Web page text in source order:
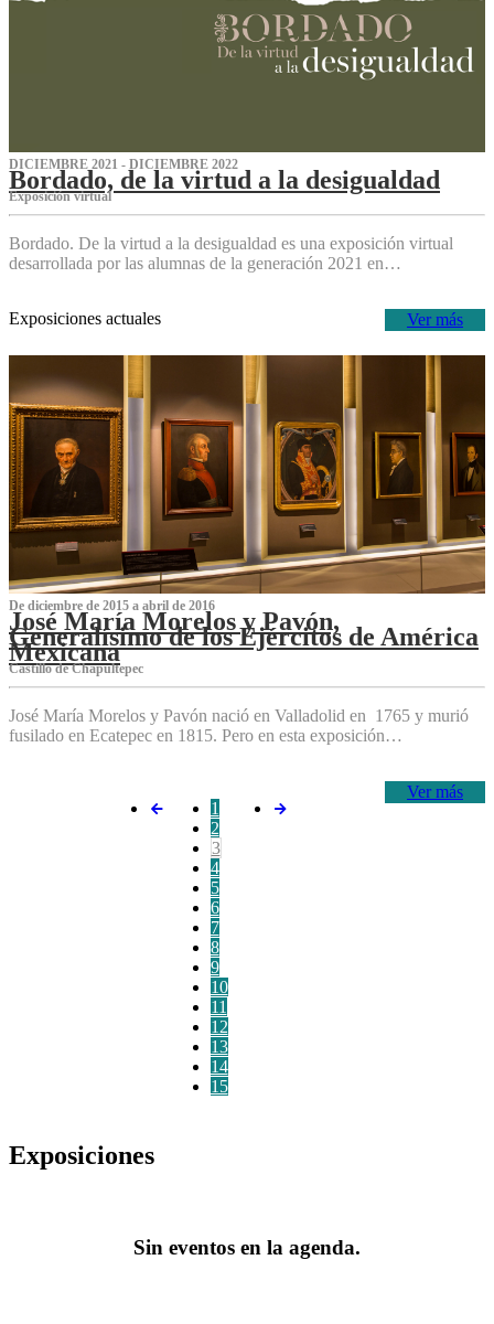
DICIEMBRE 2021 - DICIEMBRE 2022
Bordado, de la virtud a la desigualdad
Exposición virtual‌
Bordado. De la virtud a la desigualdad es una exposición virtual
desarrollada por las alumnas de la generación 2021 en…
Ver más
Exposiciones actuales
De diciembre de 2015 a abril de 2016
José María Morelos y Pavón,
Generalísimo de los Ejércitos de América
Mexicana
C‌astillo de Chapultepec
José María Morelos y Pavón nació en Valladolid en 1765 y murió
fusilado en Ecatepec en 1815. Pero en esta exposición…
Ver más
1
2
3
4
5
6
7
8
9
10
11
12
13
14
15
Exposiciones
Sin eventos en la agenda.